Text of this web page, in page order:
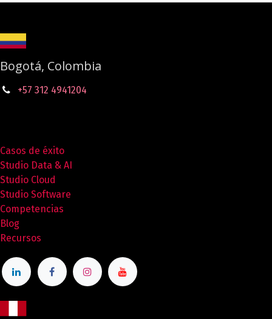
Bogotá, Colombia
+57 312 4941204
Casos de éxito
Studio Data & AI
Studio Cloud
Studio Software
Competencias
Blog
Recursos